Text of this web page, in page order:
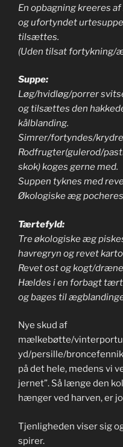
En opbagning kreeres
og ufortyndet
tilsættes.
(Uden tilsat fortykning/
Suppe:
Løg/hvidløg/porrer
og tilsættes den
kålblanding.
Simrer/fortyndes/
Rodfrugter(gulerod/
skok) koges gerne med.
Suppen tyknes med
Økologiske æg
Tærtefyld:
Tre økologiske æg
havregryn og revet
Revet ost og kogt/
Hældes i en forbagt
og bages til
Nye skud af
mælkebøtte/
yd/persille/
på det hele, medens vi
jernet”. Så længe den
hænger ved harven, er
Tjenligheden viser sig
spirer.